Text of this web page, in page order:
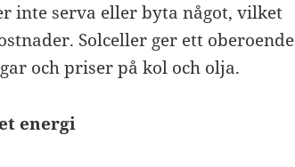
inte serva eller byta något, vilket
Solceller ger ett oberoende
och priser på kol och olja.
energi